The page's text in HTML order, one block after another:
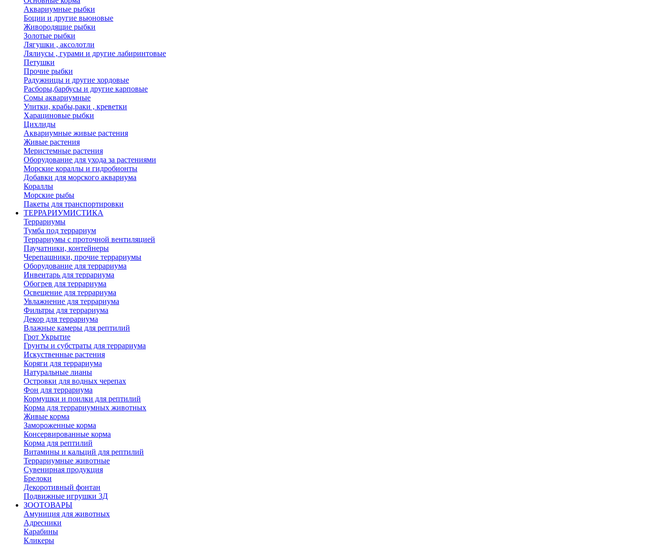
Аквариумные рыбки
Боции и другие вьюновые
Живородящие рыбки
Золотые рыбки
Лягушки , аксолотли
Лялиусы , гурами и другие лабиринтовые
Петушки
Прочие рыбки
Радужницы и другие хордовые
Расборы,барбусы и другие карповые
Сомы аквариумные
Улитки, крабы,раки , креветки
Харациновые рыбки
Цихлиды
Аквариумные живые растения
Живые растения
Меристемные растения
Оборудование для ухода за растениями
Морские кораллы и гидробионты
Добавки для морского аквариума
Кораллы
Морские рыбы
Пакеты для транспортировки
ТЕРРАРИУМИСТИКА
Террариумы
Тумба под террариум
Террариумы с проточной вентиляцией
Паучатники, контейнеры
Черепашники, прочие террариумы
Оборудование для террариума
Инвентарь для террариума
Обогрев для террариума
Освещение для террариума
Увлажнение для террариума
Фильтры для террариума
Декор для террариума
Влажные камеры для рептилий
Грот Укрытие
Грунты и субстраты для террариума
Искуственные растения
Коряги для террариума
Натуральные лианы
Островки для водных черепах
Фон для террариума
Кормушки и поилки для рептилий
Корма для террариумных животных
Живые корма
Замороженные корма
Консервированные корма
Корма для рептилий
Витамины и кальций для рептилий
Террариумные животные
Сувенирная продукция
Брелоки
Декоротивный фонтан
Подвижные игрушки 3Д
ЗООТОВАРЫ
Амуниция для животных
Адресники
Карабины
Кликеры